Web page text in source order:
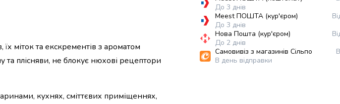
їх міток та екскрементів з ароматом
та плісняви, не блокує нюхові рецептори
кухнях, сміттєвих приміщеннях,
До 3 днів
Meest ПОШТА (кур'єром)
До 3 днів
Нова Пошта (кур'єром)
До 2 днів
Самовивіз з магазинів Сільпо
В день відправки